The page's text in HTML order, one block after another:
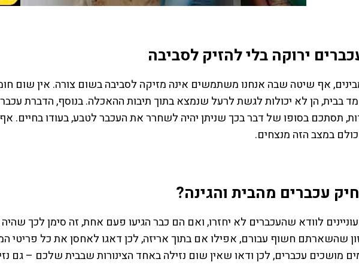
ירוקה בלי להזיק לסביבה
אף שיטה שבה אנחנו משתמשים אינה מזיקה לסביבה בשום צורה. אין שום
בבית, הן לא יכולות לגשת לרעל שנמצא בתוך תיבות ההאכלה. בנוסף, הדברת
תסתכם בסופו של דבר בכך שניתן יהיה לשחרר את העכבר לטבע, בעודו בחיים.
במצב הזה מנצחים.
עכברים מהבית והגינה?
לוודא שהעכברים לא יחזרו, ואם הם כבר הגיעו פעם אחת, זה סימן לכך
שהשארתם חשוף עבורם, אפילו אם בתוך אריזה, לכן דאגו לאחסן את כל פריטי
מושכים עכברים, לכן ודאו שאין שום נזילה באחד הצינורות שבבית שלכם – גם